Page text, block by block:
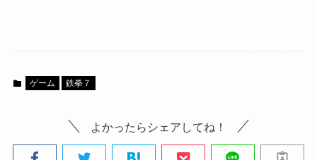
ゲーム 鉄拳７
よかったらシェアしてね！